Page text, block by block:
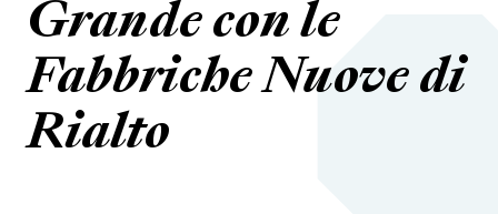
Grande con le
Fabbriche Nuove di
Rialto